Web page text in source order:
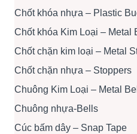
Chốt khóa nhựa – Plastic
Chốt khóa Kim Loại – Metal
Chốt chặn kim loại – Metal
Chốt chặn nhựa – Stoppers
Chuông Kim Loại – Metal
Chuông nhựa-Bells
Cúc bấm dây – Snap Tape